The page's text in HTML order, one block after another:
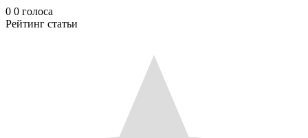
0 0 голоса
Рейтинг статьи